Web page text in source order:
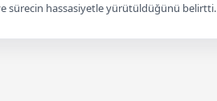
sürecin hassasiyetle yürütüldüğünü belirtti.